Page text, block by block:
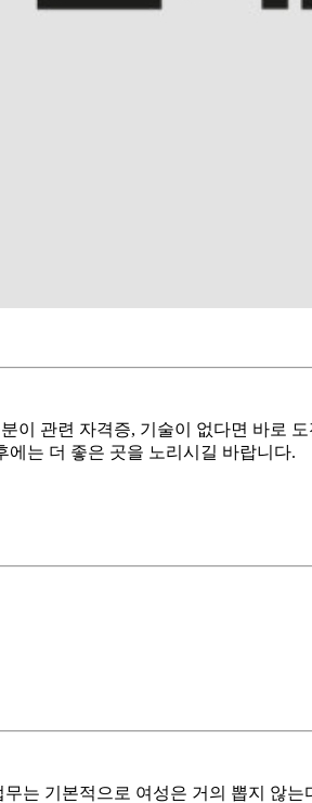
관련 자격증, 기술이 없다면 바로
는 더 좋은 곳을 노리시길 바랍니다.
는 기본적으로 여성은 거의 뽑지 않